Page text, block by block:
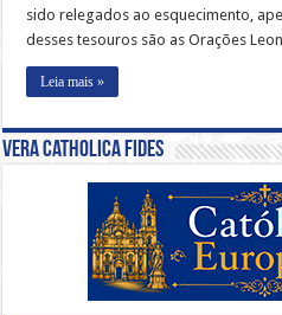
sido relegados ao esquecimento,
desses tesouros são as Orações
Leia mais »
Vera Catholica Fides